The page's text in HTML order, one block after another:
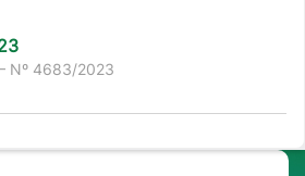
Nº 4683/2023